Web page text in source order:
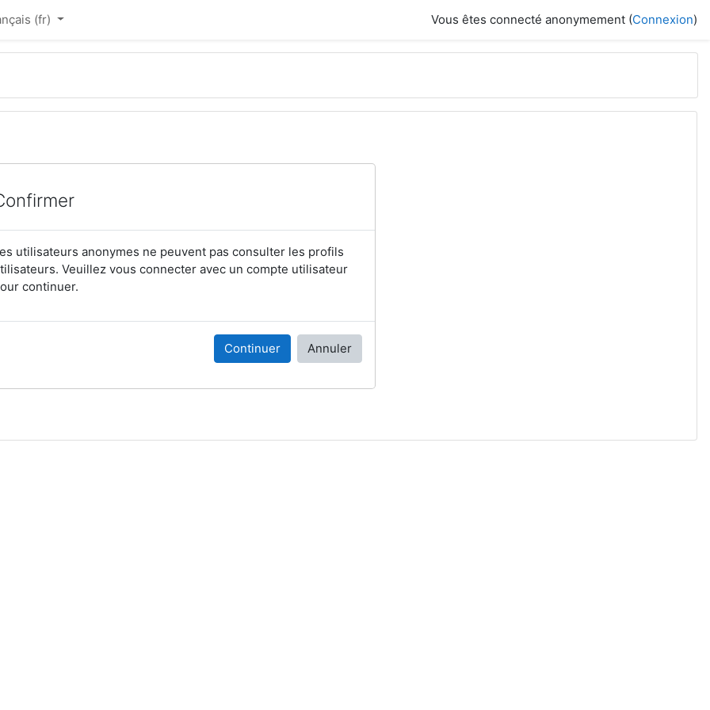
‎(fr)‎ Vous êtes connecté anonymement (Connexion)
utilisateurs anonymes ne peuvent pas consulter les profils
Veuillez vous connecter avec un compte utilisateur
continuer.
Continuer Annuler